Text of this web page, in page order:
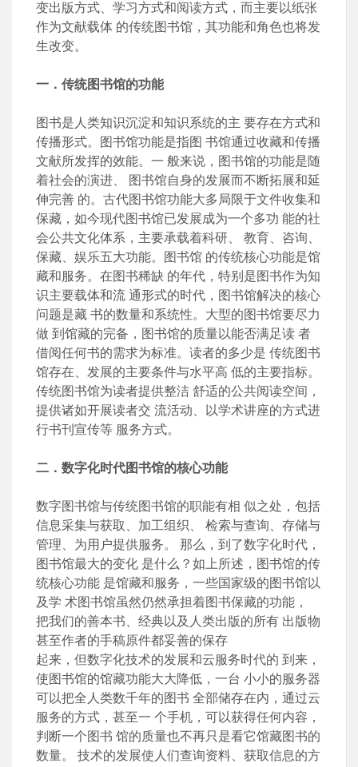
变出版方式、学习方式和阅读方式，而主要以纸张
作为文献载体 的传统图书馆，其功能和角色也将发
生改变。
一．传统图书馆的功能
图书是人类知识沉淀和知识系统的主 要存在方式和
传播形式。图书馆功能是指图 书馆通过收藏和传播
文献所发挥的效能。一 般来说，图书馆的功能是随
着社会的演进、 图书馆自身的发展而不断拓展和延
伸完善 的。古代图书馆功能大多局限于文件收集和
保藏，如今现代图书馆已发展成为一个多功 能的社
会公共文化体系，主要承载着科研、 教育、咨询、
保藏、娱乐五大功能。图书馆 的传统核心功能是馆
藏和服务。在图书稀缺 的年代，特别是图书作为知
识主要载体和流 通形式的时代，图书馆解决的核心
问题是藏 书的数量和系统性。大型的图书馆要尽力
做 到馆藏的完备，图书馆的质量以能否满足读 者
借阅任何书的需求为标准。读者的多少是 传统图书
馆存在、发展的主要条件与水平高 低的主要指标。
传统图书馆为读者提供整洁 舒适的公共阅读空间，
提供诸如开展读者交 流活动、以学术讲座的方式进
行书刊宣传等 服务方式。
二．数字化时代图书馆的核心功能
数字图书馆与传统图书馆的职能有相 似之处，包括
信息采集与获取、加工组织、 检索与查询、存储与
管理、为用户提供服务。 那么，到了数字化时代，
图书馆最大的变化 是什么？如上所述，图书馆的传
统核心功能 是馆藏和服务，一些国家级的图书馆以
及学 术图书馆虽然仍然承担着图书保藏的功能，
把我们的善本书、经典以及人类出版的所有 出版物
甚至作者的手稿原件都妥善的保存
起来，但数字化技术的发展和云服务时代的 到来，
使图书馆的馆藏功能大大降低，一台 小小的服务器
可以把全人类数千年的图书 全部储存在内，通过云
服务的方式，甚至一 个手机，可以获得任何内容，
判断一个图书 馆的质量也不再只是看它馆藏图书的
数量。 技术的发展使人们查询资料、获取信息的方